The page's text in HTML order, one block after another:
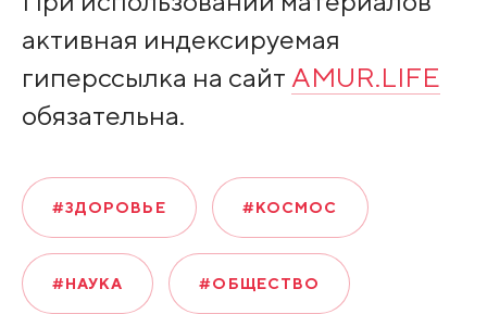
активная индексируемая
гиперссылка на сайт AMUR.LIFE
обязательна.
#ЗДОРОВЬЕ #КОСМОС
#НАУКА #ОБЩЕСТВО